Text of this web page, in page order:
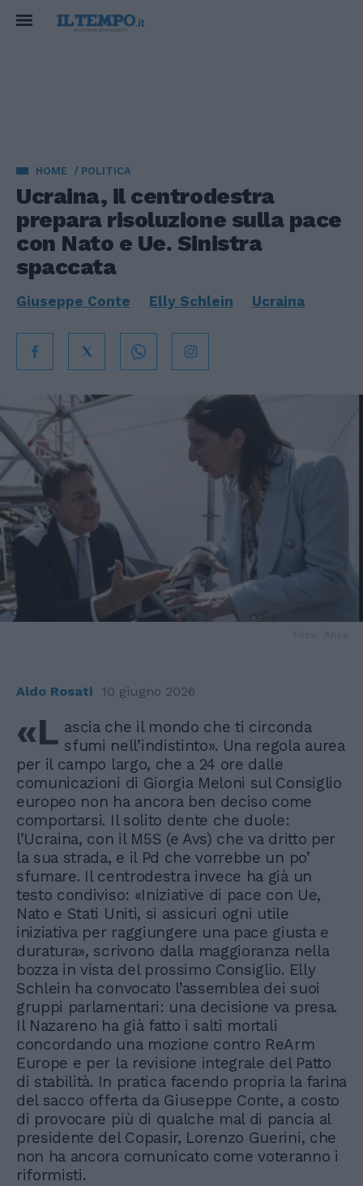
HOME POLITICA
Ucraina, il centrodestra
prepara risoluzione sulla pace
con Nato e Ue. Sinistra
spaccata
Giuseppe Conte Elly Schlein Ucraina
Aldo Rosati 10 giugno 2026
«L ascia che il mondo che ti circonda
sfumi nell’indistinto». Una regola aurea
per il campo largo, che a 24 ore dalle
comunicazioni di Giorgia Meloni sul Consiglio
europeo non ha ancora ben deciso come
comportarsi. Il solito dente che duole:
l’Ucraina, con il M5S (e Avs) che va dritto per
la sua strada, e il Pd che vorrebbe un po’
sfumare. Il centrodestra invece ha già un
testo condiviso: «Iniziative di pace con Ue,
Nato e Stati Uniti, si assicuri ogni utile
iniziativa per raggiungere una pace giusta e
duratura», scrivono dalla maggioranza nella
bozza in vista del prossimo Consiglio. Elly
Schlein ha convocato l’assemblea dei suoi
gruppi parlamentari: una decisione va presa.
Il Nazareno ha già fatto i salti mortali
concordando una mozione contro ReArm
Europe e per la revisione integrale del Patto
di stabilità. In pratica facendo propria la farina
del sacco offerta da Giuseppe Conte, a costo
di provocare più di qualche mal di pancia al
presidente del Copasir, Lorenzo Guerini, che
non ha ancora comunicato come voteranno i
riformisti.